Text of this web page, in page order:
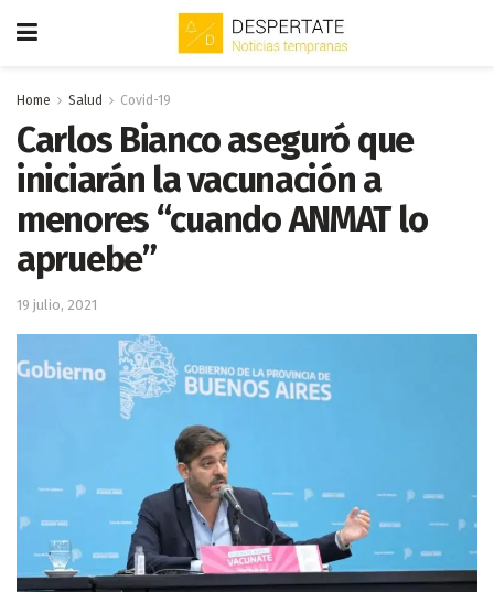
Home Salud Covid-19
Carlos Bianco aseguró que
iniciarán la vacunación a
menores “cuando ANMAT lo
apruebe”
19 julio, 2021